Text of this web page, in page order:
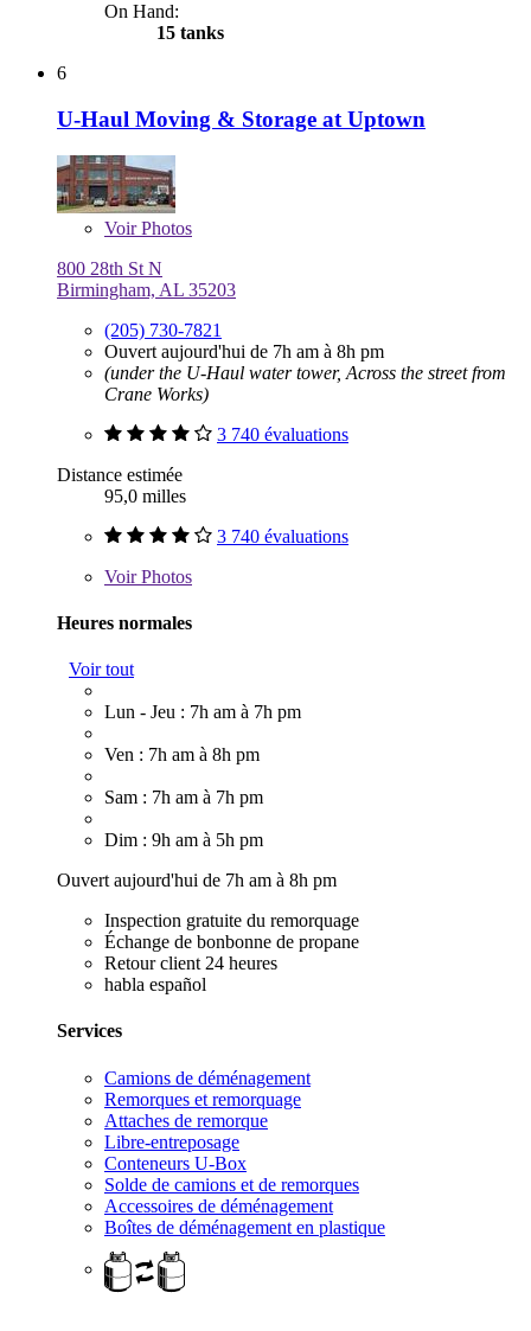
On Hand:
15 tanks
6
U-Haul Moving & Storage at Uptown
VoirPhotos
800 28th St N
Birmingham, AL 35203
(205) 730-7821
Ouvert aujourd'hui de 7h am à 8h pm
(under the U-Haul water tower, Across the street from
Crane Works)
3 740 évaluations
Distance estimée
95,0 milles
3 740 évaluations
VoirPhotos
Heures normales
Voir tout
Lun - Jeu : 7h am à 7h pm
Ven : 7h am à 8h pm
Sam : 7h am à 7h pm
Dim : 9h am à 5h pm
Ouvert aujourd'hui de 7h am à 8h pm
Inspection gratuite du remorquage
Échange de bonbonne de propane
Retour client 24 heures
habla español
Services
Camions de déménagement
Remorques et remorquage
Attaches de remorque
Libre-entreposage
Conteneurs U-Box
Solde de camions et de remorques
Accessoires de déménagement
Boîtes de déménagement en plastique